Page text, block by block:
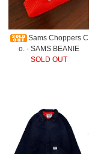
Sams Choppers C
o. - SAMS BEANIE
SOLD OUT